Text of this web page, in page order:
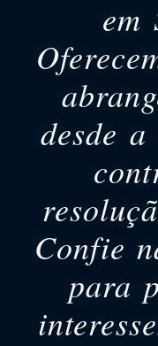
em
desde
Confie
para